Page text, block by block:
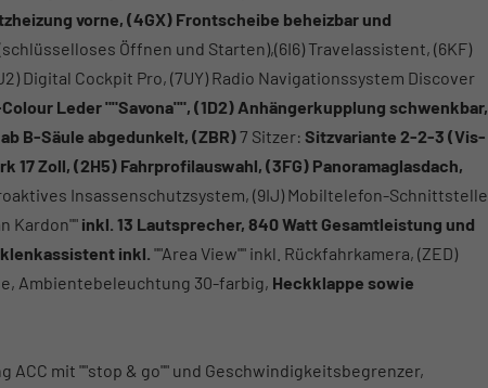
vorne, (4GX) Frontscheibe beheizbar und
Öffnen und Starten),(6I6) Travelassistent, (6KF)
Digital Cockpit Pro, (7UY) Radio Navigationssystem Discover
Leder ""Savona"", (1D2) Anhängerkupplung schwenkbar,
B-Säule abgedunkelt, (ZBR)7 Sitzer: Sitzvariante 2-2-3 (Vis-
17 Zoll, (2H5) Fahrprofilauswahl, (3FG) Panoramaglasdach,
Insassenschutzsystem, (9IJ) Mobiltelefon-Schnittstelle
Kardon"" inkl. 13 Lautsprecher, 840 Watt Gesamtleistung und
inkl. ""Area View"" inkl. Rückfahrkamera, (ZED)
Ambientebeleuchtung 30-farbig, Heckklappe sowie
mit ""stop & go"" und Geschwindigkeitsbegrenzer,